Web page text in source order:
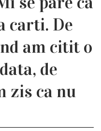
carti. De
am citit o
de
zis ca nu